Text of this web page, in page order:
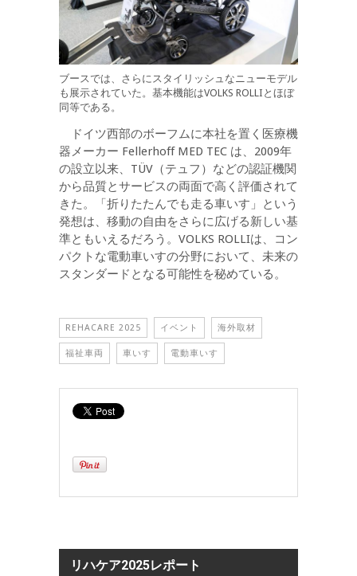
ブースでは、さらにスタイリッシュなニューモデル
も展示されていた。基本機能はVOLKS ROLLIとほぼ
同等である。
ドイツ西部のボーフムに本社を置く医療機
器メーカー Fellerhoff MED TEC は、2009年
の設立以来、TÜV（テュフ）などの認証機関
から品質とサービスの両面で高く評価されて
きた。「折りたたんでも走る車いす」という
発想は、移動の自由をさらに広げる新しい基
準ともいえるだろう。VOLKS ROLLIは、コン
パクトな電動車いすの分野において、未来の
スタンダードとなる可能性を秘めている。
REHACARE 2025 イベント 海外取材
福祉車両 車いす 電動車いす
リハケア2025レポート